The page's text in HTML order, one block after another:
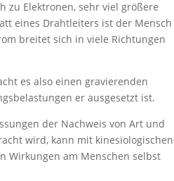
zu Elektronen, sehr viel größere
eines Drahtleiters ist der Mensch
breitet sich in viele Richtungen
es also einen gravierenden
er ausgesetzt ist.
der Nachweis von Art und
wird, kann mit kinesiologischen
Wirkungen am Menschen selbst